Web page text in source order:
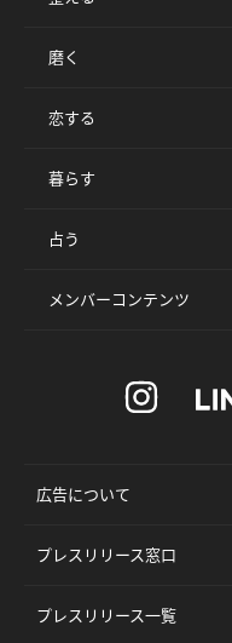
磨く
恋する
暮らす
占う
メンバーコンテンツ
広告について
プレスリリース窓口
プレスリリース一覧